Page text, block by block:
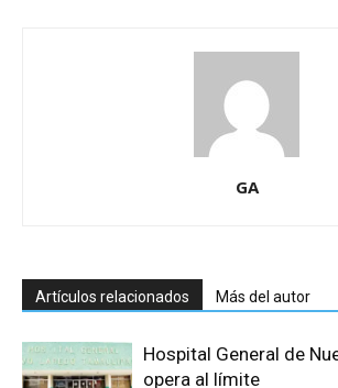
GA
Artículos relacionados Más del autor
Hospital General de
opera al límite